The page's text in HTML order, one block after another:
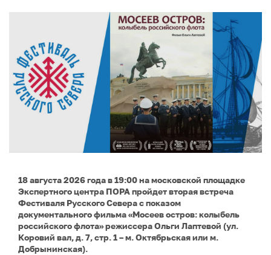
18 августа 2026 года в 19:00 на московской площадке
Экспертного центра ПОРА пройдет вторая встреча
Фестиваля Русского Севера с показом
документального фильма «Мосеев остров: колыбель
российского флота» режиссера Ольги Лаптевой (ул.
Коровий вал, д. 7, стр. 1 – м. Октябрьская или м.
Добрынинская).